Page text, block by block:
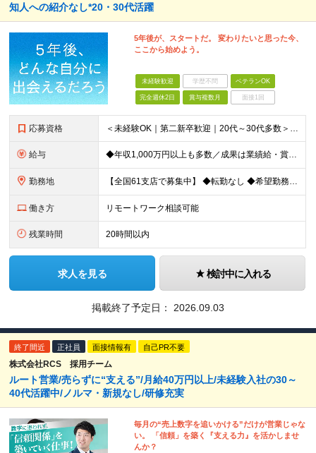
知人への紹介なし*20・30代活躍
5年後が、スタートだ。 変わりたいと思った今、
ここから始めよう。
未経験歓迎 学歴不問 ベテランOK
完全週休2日 賞与複数月 面接1回
応募資格 ＜未経験OK｜第二新卒歓迎｜20代～30代多数＞ ◆業界未経験・営業未経験がほとんどです！ ◆高卒以上 ━━━━━━━━ 育成前提の採用です！ ━━━━━━━━ 「稼ぎたい」「経営者になりたい」など
給与 ◆年収1,000万円以上も多数／成果は業績給・賞与に反映 ◆年収例1,233円／30代・4年目 月給24万4,094円～33万5,000円＋業績給＋賞与年2回（業績による） ※給与は配属エリアによ
勤務地 【全国61支店で募集中】 ◆転勤なし ◆希望勤務地を選べる ◆U・Iターンも歓迎です ----- 契約期間中は転勤がありません。 お住まいの地域でキャリアを築くことができます！ ----- ■北海道／
働き方 リモートワーク相談可能
残業時間 20時間以内
求人を見る 検討中に入れる
掲載終了予定日： 2026.09.03
終了間近 正社員 面接情報有 自己PR不要
株式会社RCS 採用チーム
ルート営業/売らずに“支える”/月給40万円以上/未経験入社の30～
40代活躍中/ノルマ・新規なし/研修充実
毎月の“売上数字を追いかける”だけが営業じゃな
い。 「信頼」を築く『支える力』を活かしませ
んか？